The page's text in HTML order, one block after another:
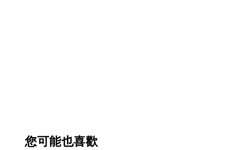
您可能也喜歡